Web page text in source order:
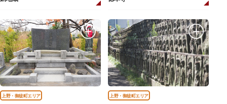
上野・御徒町エリア 上野・御徒町エリア